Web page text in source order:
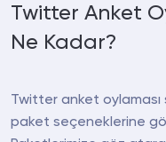
Twitter Anket
Ne Kadar?
Twitter anket oylaması
paket seçeneklerine